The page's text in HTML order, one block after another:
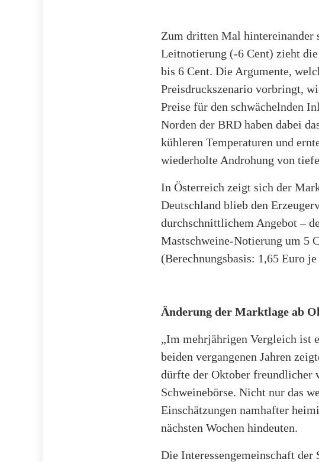
Zum dritten Mal hintereinander
Leitnotierung (-6 Cent) zieht
bis 6 Cent. Die Argumente,
Preisdruckszenario vorbringt,
Preise für den schwächelnden
Norden der BRD haben dabei
kühleren Temperaturen und
wiederholte Androhung von
In Österreich zeigt sich der
Deutschland blieb den
durchschnittlichem Angebot –
Mastschweine-Notierung um 5
(Berechnungsbasis: 1,65 Euro
Änderung der Marktlage ab
„Im mehrjährigen Vergleich ist
beiden vergangenen Jahren
dürfte der Oktober freundlicher
Schweinebörse. Nicht nur das
Einschätzungen namhafter
nächsten Wochen hindeuten.
Die Interessengemeinschaft